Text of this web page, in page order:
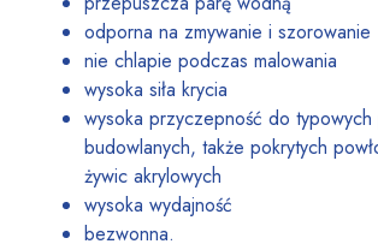
odporna na zmywanie i szorowanie
nie chlapie podczas malowania
wysoka siła krycia
wysoka przyczepność do typowych
budowlanych, także pokrytych
żywic akrylowych
wysoka wydajność
bezwonna.